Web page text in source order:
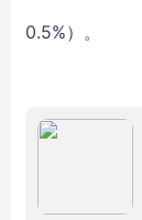
0.5%）。